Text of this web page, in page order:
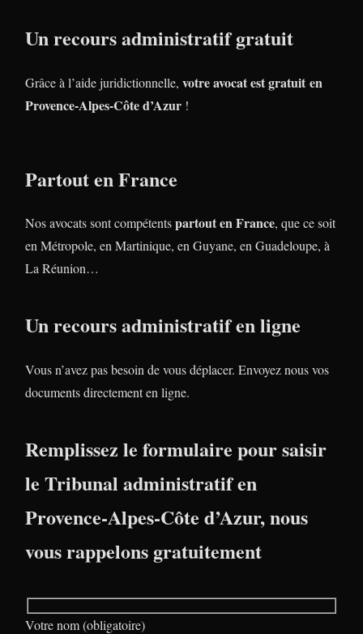
Un recours administratif gratuit
Grâce à l’aide juridictionnelle, votre avocat est gratuit en
Provence-Alpes-Côte d’Azur !
Partout en France
Nos avocats sont compétentspartout en France, que ce soit
en Métropole, en Martinique, en Guyane, en Guadeloupe, à
La Réunion…
Un recours administratif en ligne
Vous n’avez pas besoin de vous déplacer. Envoyez nous vos
documents directement en ligne.
Remplissez le formulaire pour saisir
le Tribunal administratif en
Provence-Alpes-Côte d’Azur, nous
vous rappelons gratuitement
Votre nom (obligatoire)